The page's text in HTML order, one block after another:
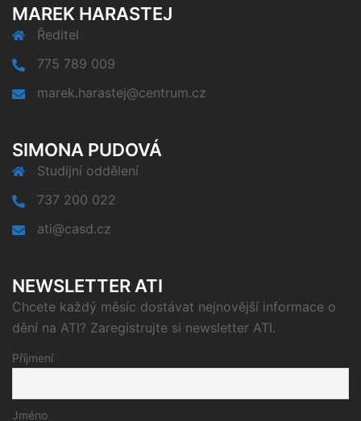
MAREK HARASTEJ
Ředitel
775 789 009
marek.harastej@centrum.cz
SIMONA PUDOVÁ
Studijní oddělení
737 200 022
ati@casd.cz
NEWSLETTER ATI
Chcete každý měsíc dostávat nejnovější informace o
dění na ATI? Zaregistrujte si newsletter ATI.
Příjmení
Jméno